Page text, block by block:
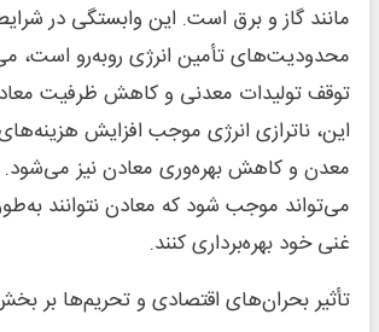
مانند گاز و برق است. این وابستگی در
محدودیت‌های تأمین انرژی روبه‌رو است،
توقف تولیدات معدنی و کاهش ظرفیت
این، ناترازی انرژی موجب افزایش
معدن و کاهش بهره‌وری معادن نیز
می‌تواند موجب شود که معادن نتوانند
غنی خود بهره‌برداری کنند.
تأثیر بحران‌های اقتصادی و تحریم‌ها بر